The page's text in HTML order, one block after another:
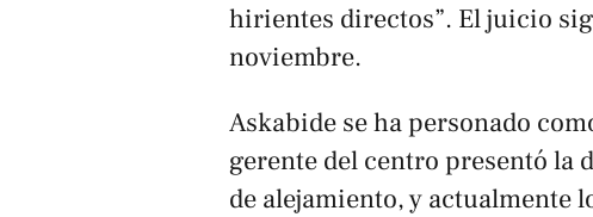
hirientes directos”. El juicio
noviembre.
Askabide se ha personado
gerente del centro presentó la
de alejamiento, y actualmente